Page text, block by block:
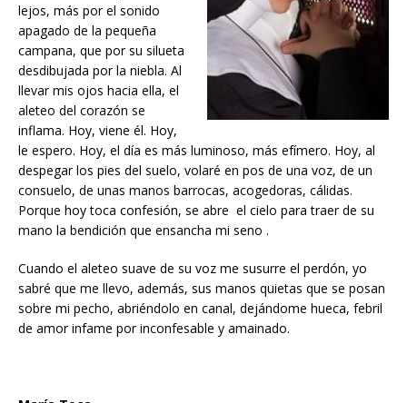
lejos, más por el sonido
apagado de la pequeña
campana, que por su silueta
desdibujada por la niebla. Al
llevar mis ojos hacia ella, el
aleteo del corazón se
inflama. Hoy, viene él. Hoy,
le espero. Hoy, el día es más luminoso, más efímero. Hoy, al
despegar los pies del suelo, volaré en pos de una voz, de un
consuelo, de unas manos barrocas, acogedoras, cálidas.
Porque hoy toca confesión, se abre el cielo para traer de su
mano la bendición que ensancha mi seno .
Cuando el aleteo suave de su voz me susurre el perdón, yo
sabré que me llevo, además, sus manos quietas que se posan
sobre mi pecho, abriéndolo en canal, dejándome hueca, febril
de amor infame por inconfesable y amainado.